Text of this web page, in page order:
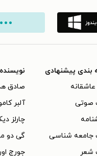
بندی پیشنهادی
صوتی
جامعه شناسی
شعر
صادق
آلبر
چارلز
گی دو
جورج